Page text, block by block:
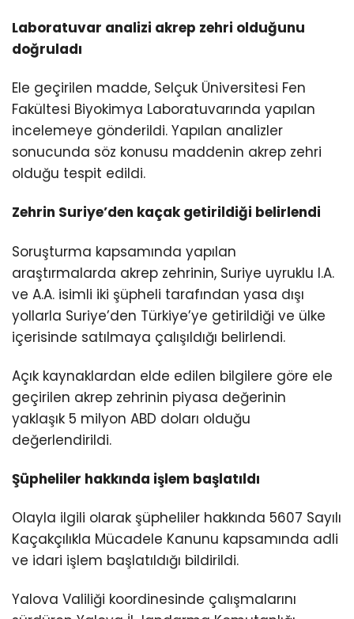
Laboratuvar analizi akrep zehri olduğunu
doğruladı
Ele geçirilen madde, Selçuk Üniversitesi Fen
Fakültesi Biyokimya Laboratuvarında yapılan
incelemeye gönderildi. Yapılan analizler
sonucunda söz konusu maddenin akrep zehri
olduğu tespit edildi.
Zehrin Suriye’den kaçak getirildiği belirlendi
Soruşturma kapsamında yapılan
araştırmalarda akrep zehrinin, Suriye uyruklu I.A.
ve A.A. isimli iki şüpheli tarafından yasa dışı
yollarla Suriye’den Türkiye’ye getirildiği ve ülke
içerisinde satılmaya çalışıldığı belirlendi.
Açık kaynaklardan elde edilen bilgilere göre ele
geçirilen akrep zehrinin piyasa değerinin
yaklaşık 5 milyon ABD doları olduğu
değerlendirildi.
Şüpheliler hakkında işlem başlatıldı
Olayla ilgili olarak şüpheliler hakkında 5607 Sayılı
Kaçakçılıkla Mücadele Kanunu kapsamında adli
ve idari işlem başlatıldığı bildirildi.
Yalova Valiliği koordinesinde çalışmalarını